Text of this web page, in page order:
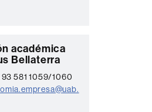
académica
Bellaterra
93 581 1059/1060